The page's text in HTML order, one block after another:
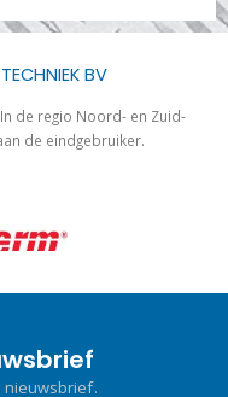
BV
de regio Noord- en Zuid-
de eindgebruiker.
nieuwsbrief.